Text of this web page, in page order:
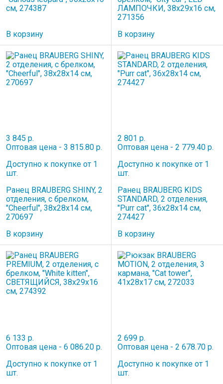
см, 274387
В корзину
ЛАМПОЧКИ, 38х29х16 см,
271356
В корзину
3 845 р.
Оптовая цена - 3 815.80 р.
Доступно к покупке от 1
шт.
Ранец BRAUBERG SHINY, 2
отделения, с брелком,
"Cheerful", 38х28х14 см,
270697
В корзину
2 801 р.
Оптовая цена - 2 779.40 р.
Доступно к покупке от 1
шт.
Ранец BRAUBERG KIDS
STANDARD, 2 отделения,
"Purr cat", 36х28х14 см,
274427
В корзину
6 133 р.
Оптовая цена - 6 086.20 р.
Доступно к покупке от 1
шт.
2 699 р.
Оптовая цена - 2 678.70 р.
Доступно к покупке от 1
шт.